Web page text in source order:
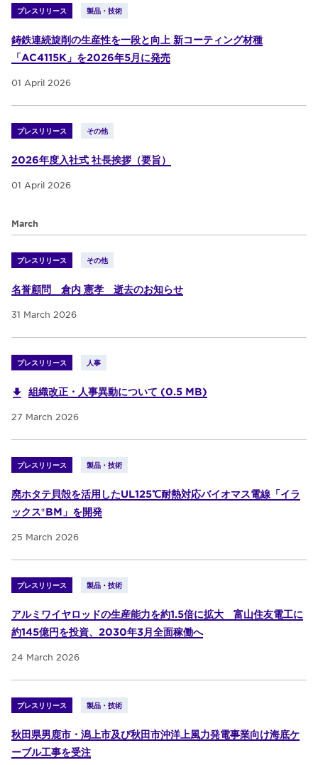
プレスリリース 製品・技術
鋳鉄連続旋削の生産性を一段と向上 新コーティング材種
「AC4115K」を2026年5月に発売
01 April 2026
プレスリリース その他
2026年度入社式 社長挨拶（要旨）
01 April 2026
March
プレスリリース その他
名誉顧問 倉内 憲孝 逝去のお知らせ
31 March 2026
プレスリリース 人事
組織改正・人事異動について (0.5 MB)
27 March 2026
プレスリリース 製品・技術
廃ホタテ貝殻を活用したUL125℃耐熱対応バイオマス電線「イラ
ックス®BM」を開発
25 March 2026
プレスリリース 製品・技術
アルミワイヤロッドの生産能力を約1.5倍に拡大 富山住友電工に
約145億円を投資、2030年3月全面稼働へ
24 March 2026
プレスリリース 製品・技術
秋田県男鹿市・潟上市及び秋田市沖洋上風力発電事業向け海底ケ
ーブル工事を受注